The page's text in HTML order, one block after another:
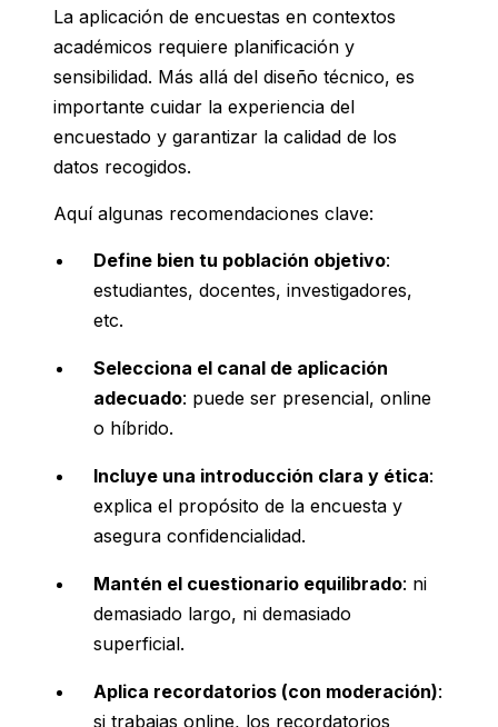
La aplicación de encuestas en contextos
académicos requiere planificación y
sensibilidad. Más allá del diseño técnico, es
importante cuidar la experiencia del
encuestado y garantizar la calidad de los
datos recogidos.
Aquí algunas recomendaciones clave:
Define bien tu población objetivo:
estudiantes, docentes, investigadores,
etc.
Selecciona el canal de aplicación
adecuado: puede ser presencial, online
o híbrido.
Incluye una introducción clara y ética:
explica el propósito de la encuesta y
asegura confidencialidad.
Mantén el cuestionario equilibrado: ni
demasiado largo, ni demasiado
superficial.
Aplica recordatorios (con moderación):
si trabajas online, los recordatorios